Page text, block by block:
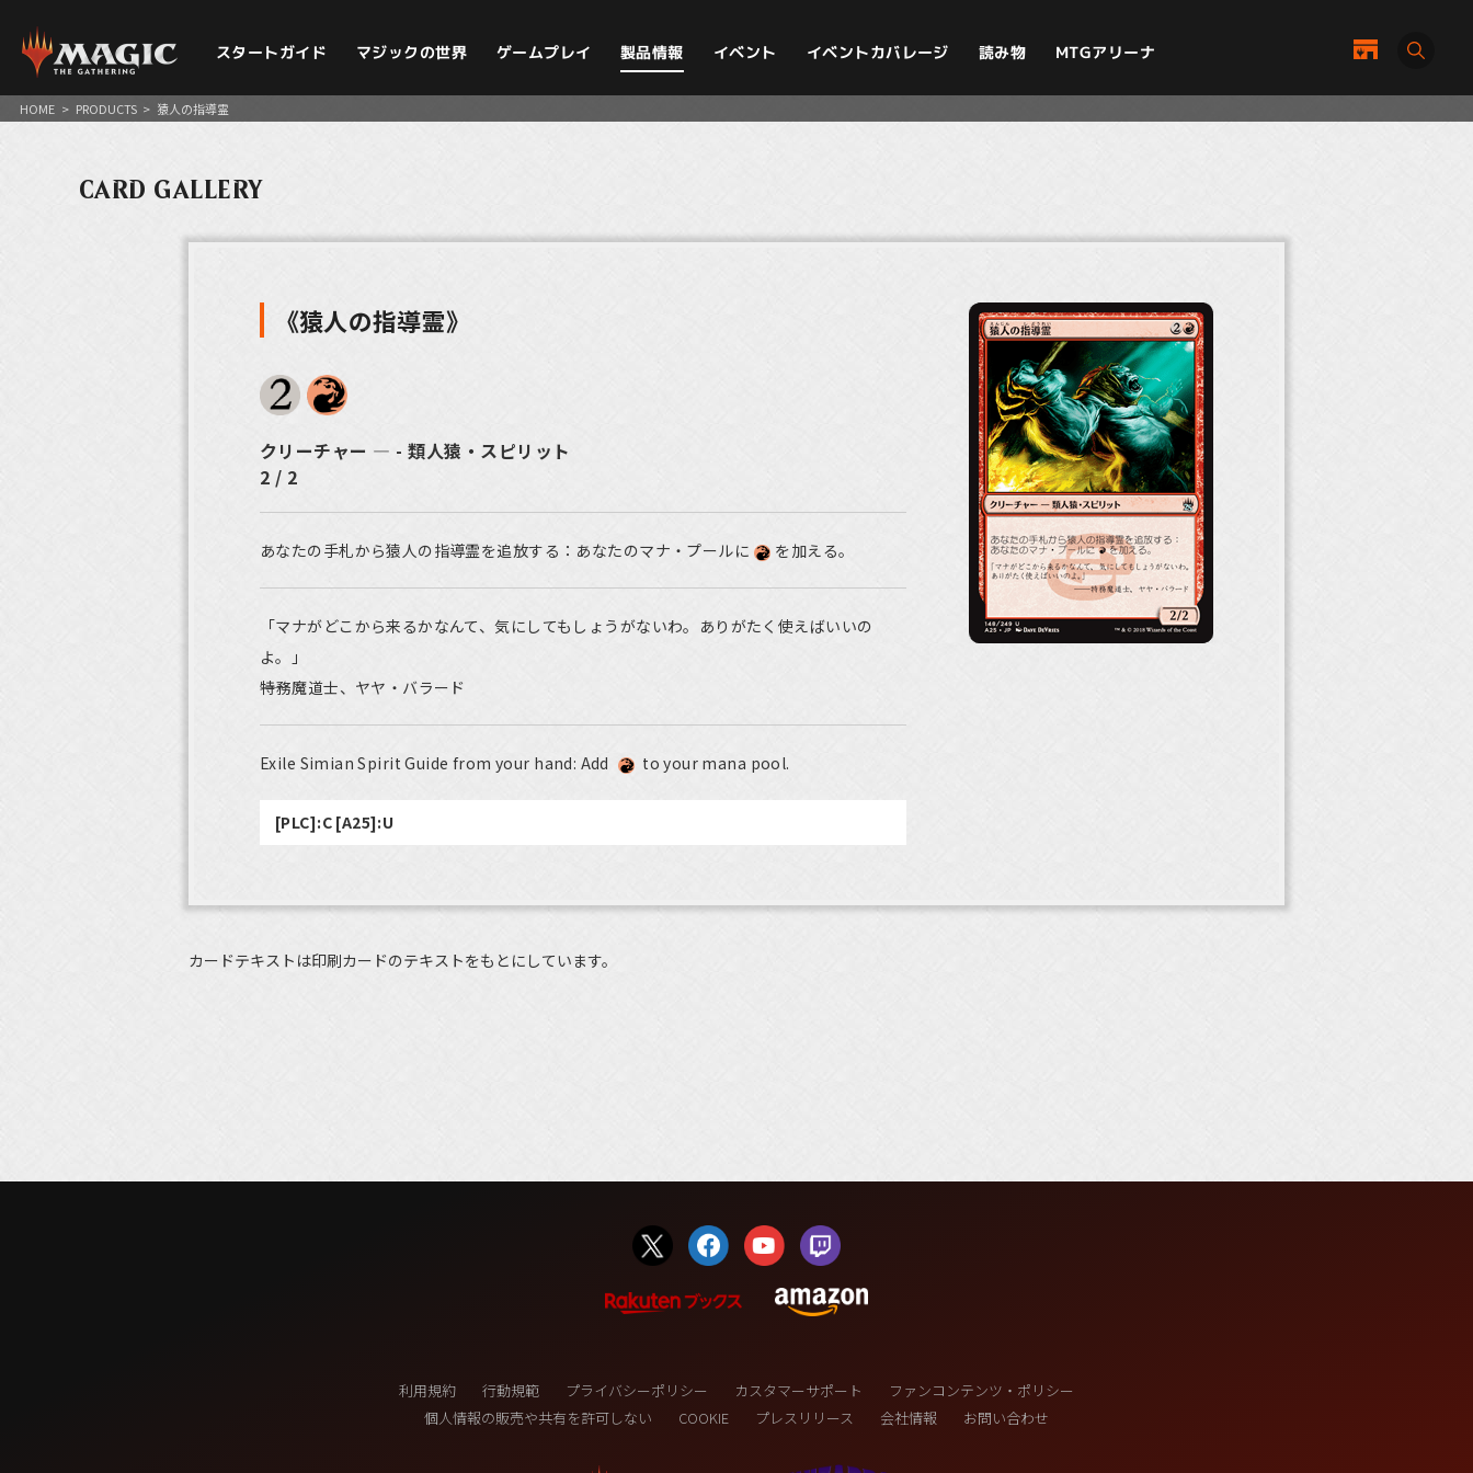
スタートガイド マジックの世界 ゲームプレイ 製品情報 イベント イベントカバレージ 読み物 MTGアリーナ
HOME > PRODUCTS > 猿人の指導霊
CARD GALLERY
《猿人の指導霊》
クリーチャー ― - 類人猿・スピリット
2 / 2
あなたの手札から猿人の指導霊を追放する：あなたのマナ・プールに を加える。
「マナがどこから来るかなんて、気にしてもしょうがないわ。ありがたく使えばいいの
よ。」
――特務魔道士、ヤヤ・バラード
Exile Simian Spirit Guide from your hand: Add to your mana pool.
[PLC]:C [A25]:U
カードテキストは印刷カードのテキストをもとにしています。
利用規約 行動規範 プライバシーポリシー カスタマーサポート
ファンコンテンツ・ポリシー
個人情報の販売や共有を許可しない
COOKIE プレスリリース 会社情報 お問い合わせ